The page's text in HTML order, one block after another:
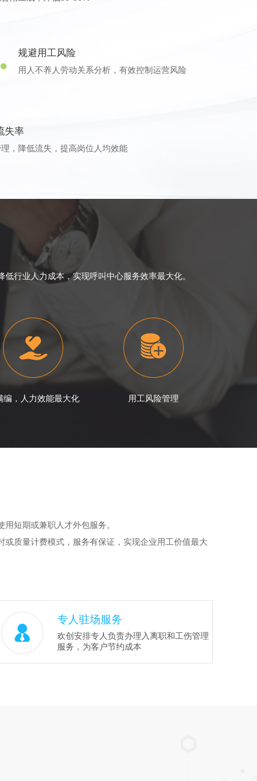
规避用工风险
用人不养人劳动关系分析，有效控制运营风险
失率
，降低流失，提高岗位人均效能
行业人力成本，实现呼叫中心服务效率最大化。
编，人力效能最大化 用工风险管理
短期或兼职人才外包服务。
质量计费模式，服务有保证，实现企业用工价值最大
专人驻场服务
欢创安排专人负责办理入离职和工伤管理
服务，为客户节约成本